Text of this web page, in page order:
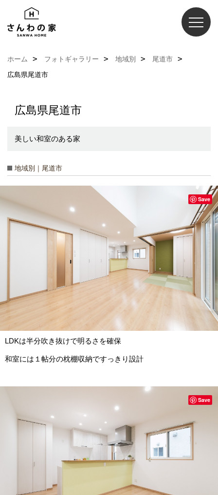
ホーム フォトギャラリー 地域別
尾道市
広島県尾道市
広島県尾道市
美しい和室のある家
地域別｜尾道市
LDKは半分吹き抜けで明るさを確保
和室には１帖分の枕棚収納ですっきり設計
Save
Save